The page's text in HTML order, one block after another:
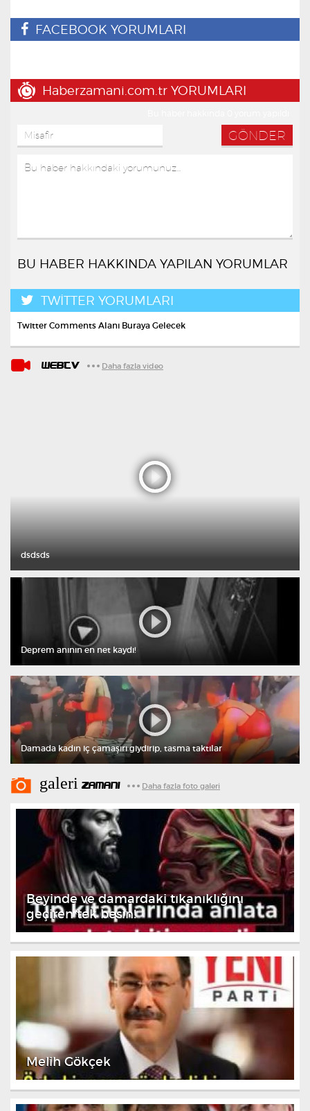
FACEBOOK YORUMLARI
Haberzamani.com.tr YORUMLARI
BU HABER HAKKINDA YAPILAN YORUMLAR
TWİTTER YORUMLARI
Twitter Comments Alanı Buraya Gelecek
WEBTV Daha fazla video
dsdsds
Deprem anının en net kaydı!
Damada kadın iç çamaşırı giydirip, tasma taktılar
galeri ZAMANI Daha fazla foto galeri
Beyinde ve damardaki tıkanıklığını
geçiren tek besin!
Melih Gökçek